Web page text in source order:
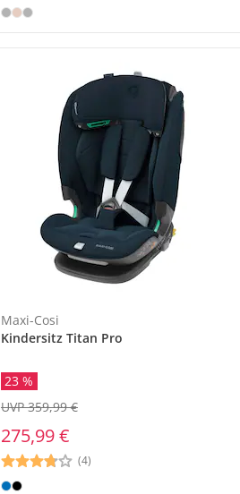
Maxi-Cosi
Kindersitz Titan Pro
23 %
275,99 €
UVP 359,99 €
(4)